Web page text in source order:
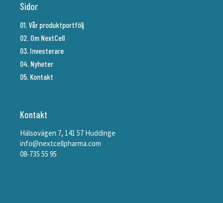
Sidor
01. Vår produktportfölj
02. Om NextCell
03. Investerare
04. Nyheter
05. Kontakt
Kontakt
Hälsovägen 7, 141 57 Huddinge
info@nextcellpharma.com
08-735 55 95